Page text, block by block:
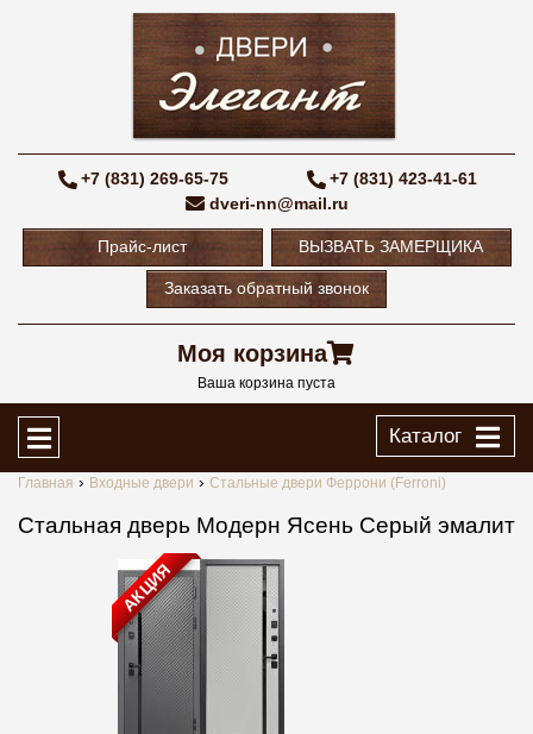
+7 (831) 269-65-75
+7 (831) 423-41-61
dveri-nn@mail.ru
Прайс-лист ВЫЗВАТЬ ЗАМЕРЩИКА
Заказать обратный звонок
Моя корзина
Ваша корзина пуста
Каталог
Главная Входные двери Стальные двери Феррони (Ferroni)
Стальная дверь Модерн Ясень Серый эмалит
АКЦИЯ